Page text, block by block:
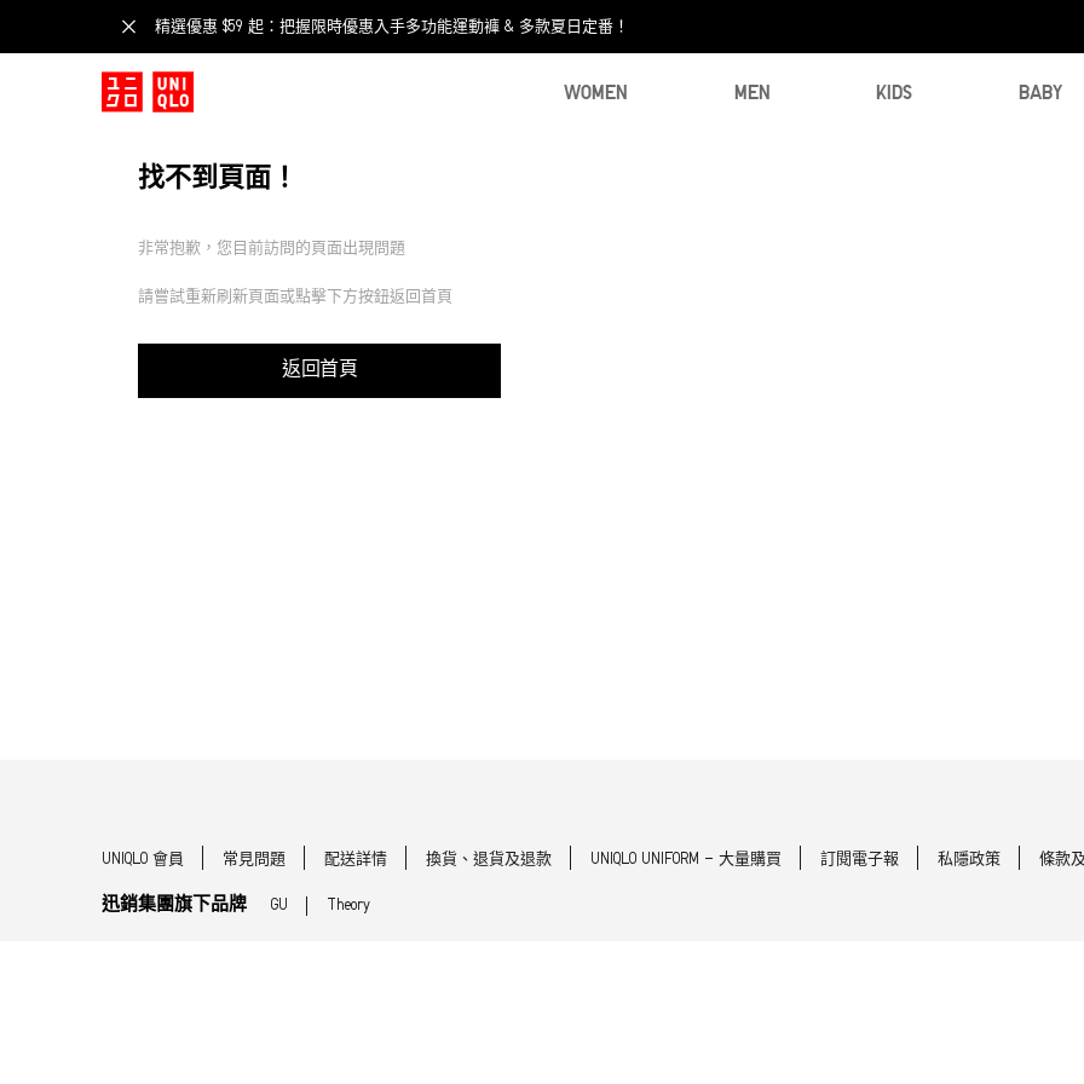
精選優惠 $59 起：把握限時優惠入手多功能運動褲 & 多款夏日定番！​
WOMEN MEN KIDS BABY
找不到頁面！
非常抱歉，您目前訪問的頁面出現問題
請嘗試重新刷新頁面或點擊下方按鈕返回首頁
返回首頁
UNIQLO 會員 常見問題 配送詳情 換貨、退貨及退款 UNIQLO UNIFORM - 大量購買 訂閱電子報 私隱政策 條款
迅銷集團旗下品牌 GU Theory